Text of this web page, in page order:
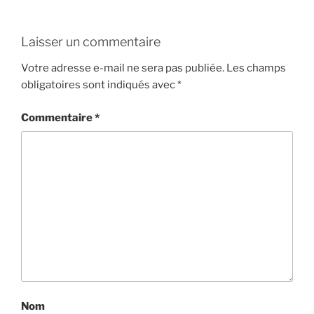
Laisser un commentaire
Votre adresse e-mail ne sera pas publiée. Les champs
obligatoires sont indiqués avec*
Commentaire*
Nom